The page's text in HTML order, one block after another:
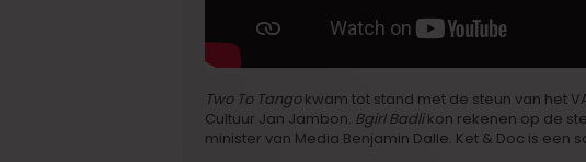
Two To Tangokwam tot stand met de steun van het
Cultuur Jan Jambon. Bgirl Badlikon rekenen op de
minister van Media Benjamin Dalle. Ket & Doc is een